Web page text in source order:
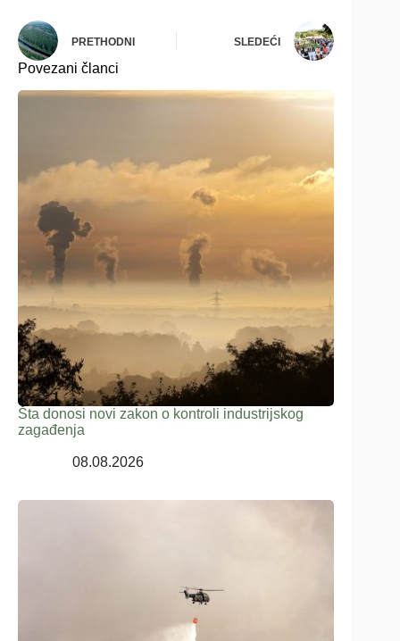
PRETHODNI SLEDEĆI
Povezani članci
Šta donosi novi zakon o kontroli industrijskog
zagađenja
08.08.2026